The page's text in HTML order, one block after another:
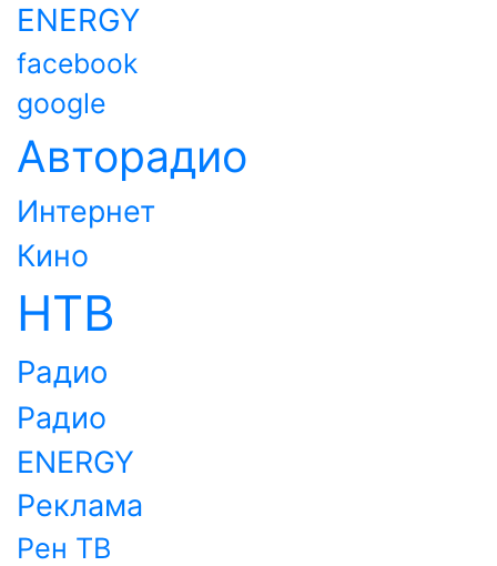
ENERGY
facebook
google
Авторадио
Интернет
Кино
НТВ
Радио
Радио
ENERGY
Реклама
Рен ТВ